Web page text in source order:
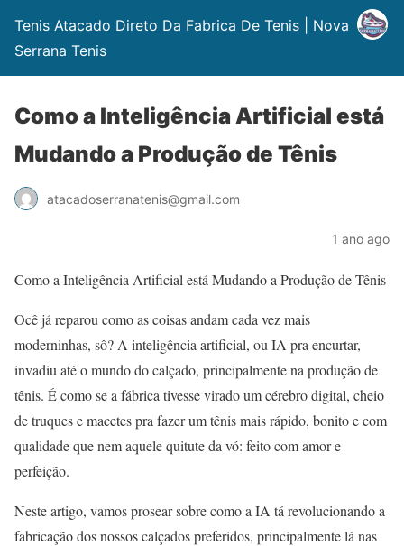
Tenis Atacado Direto Da Fabrica De Tenis | Nova
Serrana Tenis
Como a Inteligência Artificial está
Mudando a Produção de Tênis
atacadoserranatenis@gmail.com
1 ano ago
Como a Inteligência Artificial está Mudando a Produção de Tênis
Ocê já reparou como as coisas andam cada vez mais
moderninhas, sô? A inteligência artificial, ou IA pra encurtar,
invadiu até o mundo do calçado, principalmente na produção de
tênis. É como se a fábrica tivesse virado um cérebro digital, cheio
de truques e macetes pra fazer um tênis mais rápido, bonito e com
qualidade que nem aquele quitute da vó: feito com amor e
perfeição.
Neste artigo, vamos prosear sobre como a IA tá revolucionando a
fabricação dos nossos calçados preferidos, principalmente lá nas